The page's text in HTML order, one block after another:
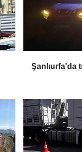
Şanlıurfa'da